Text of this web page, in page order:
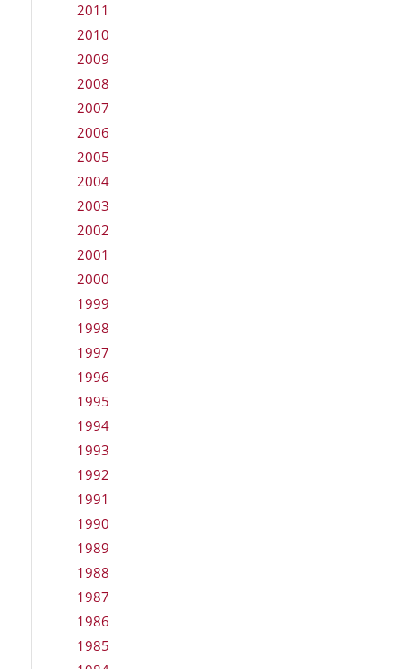
2011
2010
2009
2008
2007
2006
2005
2004
2003
2002
2001
2000
1999
1998
1997
1996
1995
1994
1993
1992
1991
1990
1989
1988
1987
1986
1985